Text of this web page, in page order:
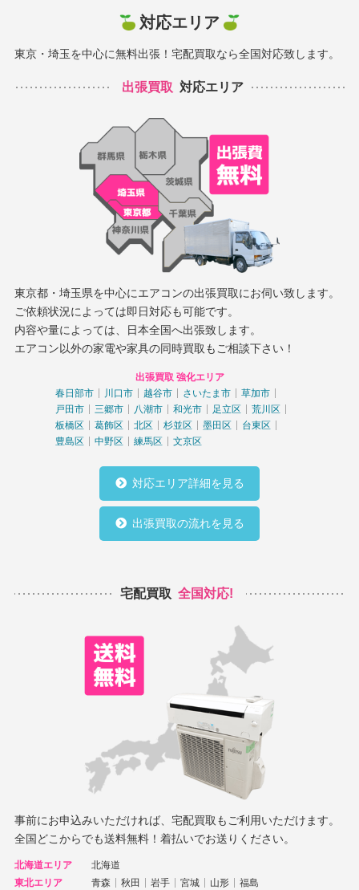
対応エリア
東京・埼玉を中心に無料出張！宅配買取なら全国対応致します。
出張買取 対応エリア
東京都・埼玉県を中心にエアコンの出張買取にお伺い致します。
ご依頼状況によっては即日対応も可能です。
内容や量によっては、日本全国へ出張致します。
エアコン以外の家電や家具の同時買取もご相談下さい！
出張買取 強化エリア
春日部市
川口市 越谷市 さいたま市
草加市
戸田市
三郷市 八潮市 和光市 足立区
荒川区
板橋区
葛飾区 北区 杉並区 墨田区
台東区
豊島区
中野区 練馬区 文京区
対応エリア詳細を見る
出張買取の流れを見る
宅配買取 全国対応!
事前にお申込みいただければ、宅配買取もご利用いただけます。
全国どこからでも送料無料！着払いでお送りください。
北海道エリア
北海道
東北エリア
青森 秋田 岩手 宮城 山形
福島